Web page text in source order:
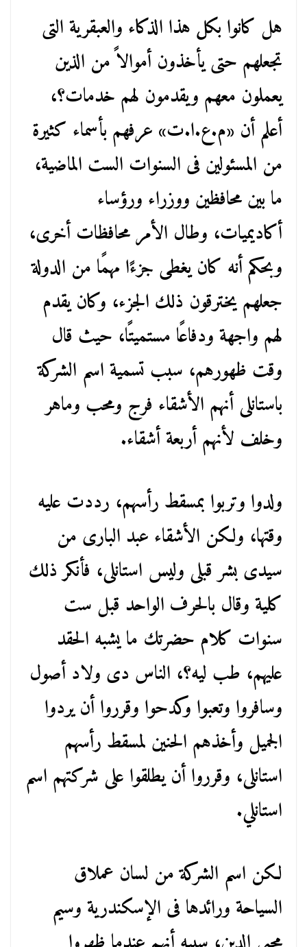
هل كانوا بكل هذا الذكاء والعبقرية التى
تجعلهم حتى يأخذون أموالاً من الذين
يعملون معهم ويقدمون لهم خدمات؟،
أعلم أن «م.ع.ا.ت» عرفهم بأسماء كثيرة
من المسئولين فى السنوات الست الماضية،
ما بين محافظين ووزراء ورؤساء
أكاديميات، وطال الأمر محافظات أخرى،
وبحكم أنه كان يغطى جزءًا مهمًا من الدولة
جعلهم يخترقون ذلك الجزء، وكان يقدم
لهم واجهة ودفاعًا مستميتًا، حيث قال
وقت ظهورهم، سبب تسمية اسم الشركة
باستانلى أنهم الأشقاء فرج ومحب وماهر
وخلف لأنهم أربعة أشقاء.
ولدوا وتربوا بمسقط رأسهم، رددت عليه
وقتها، ولكن الأشقاء عبد البارى من
سيدى بشر قبلى وليس استانلى، فأنكر ذلك
كلية وقال بالحرف الواحد قبل ست
سنوات كلام حضرتك ما يشبه الحقد
عليهم، طب ليه؟، الناس دى ولاد أصول
وسافروا وتعبوا وكدحوا وقرروا أن يردوا
الجميل وأخذهم الحنين لمسقط رأسهم
استانلى، وقرروا أن يطلقوا على شركتهم اسم
استانلي.
لكن اسم الشركة من لسان عملاق
السياحة ورائدها فى الإسكندرية وسيم